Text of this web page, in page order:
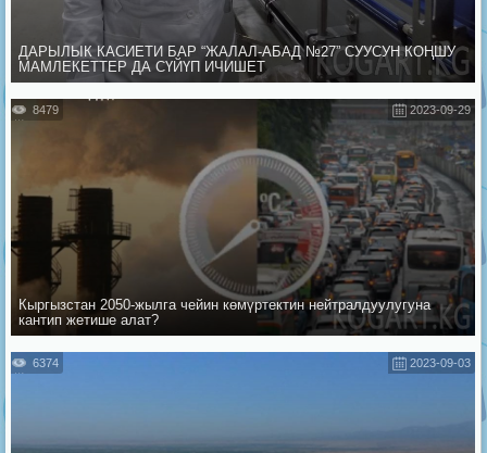
ДАРЫЛЫК КАСИЕТИ БАР “ЖАЛАЛ-АБАД №27” СУУСУН КОҢШУ
МАМЛЕКЕТТЕР ДА СҮЙҮП ИЧИШЕТ
2023-09-29
8479
Кыргызстан 2050-жылга чейин көмүртектин нейтралдуулугуна
кантип жетише алат?
2023-09-03
6374